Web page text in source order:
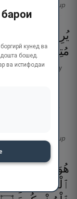
тафсир
يُرِيدُونَ
مُتِمُّ
نُورِهِۦ وَلَوْ
валлоҳу мутимму
хеш фурӯ
нури Худ аст,
тафсир
هُوَ ٱلَّذِىٓ
ٱلْحَقِّ
кунед ва
бошед.
ва истифодаи